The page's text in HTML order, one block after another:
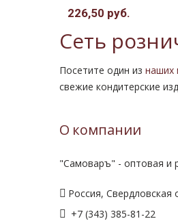
226,50 руб.
Сеть
Посетите один из наших
свежие кондитерские
О компании
"Самоваръ" - оптовая и
Россия, Свердловская
+7 (343) 385-81-22